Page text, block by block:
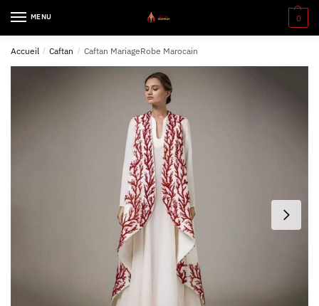
MENU 0
Accueil / Caftan / Caftan MariageRobe Marocain